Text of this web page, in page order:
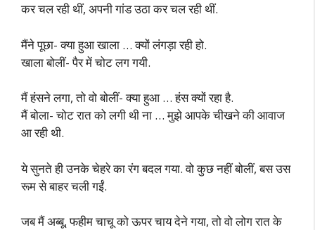
कर चल रही थीं, अपनी गांड उठा कर चल रही थीं.
मैंने पूछा- क्या हुआ खाला … क्यों लंगड़ा रही हो.
खाला बोलीं- पैर में चोट लग गयी.
मैं हंसने लगा, तो वो बोलीं- क्या हुआ … हंस क्यों रहा है.
मैं बोला- चोट रात को लगी थी ना … मुझे आपके चीखने की आवाज
आ रही थी.
ये सुनते ही उनके चेहरे का रंग बदल गया. वो कुछ नहीं बोलीं, बस उस
रूम से बाहर चली गईं.
जब मैं अब्बू, फहीम चाचू को ऊपर चाय देने गया, तो वो लोग रात के